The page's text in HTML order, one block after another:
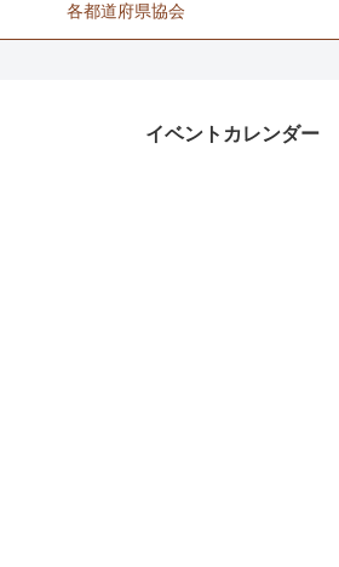
各都道府県協会
イベントカレンダー